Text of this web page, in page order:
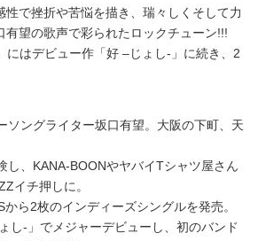
性で挫折や苦悩を描き、瑞々しくそして力
有望の歌声で彩られたロックチューン!!!
にはデビュー作「好 –じょし-」に続き、2
ソングライター坂口有望。大阪の下町、天
し、KANA-BOONやヤバイTシャツ屋さん
イチ押しに。
ら2枚のインディーズシングルを発売。
し-」でメジャーデビューし、初のバンド